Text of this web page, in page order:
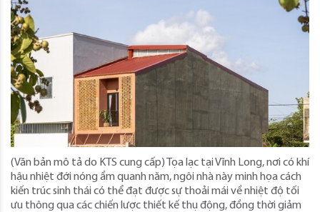
(Văn bản mô tả do KTS cung cấp) Tọa lạc tại Vĩnh Long, nơi có khí
hậu nhiệt đới nóng ẩm quanh năm, ngôi nhà này minh họa cách
kiến ​​trúc sinh thái có thể đạt được sự thoải mái về nhiệt độ tối
ưu thông qua các chiến lược thiết kế thụ động, đồng thời giảm